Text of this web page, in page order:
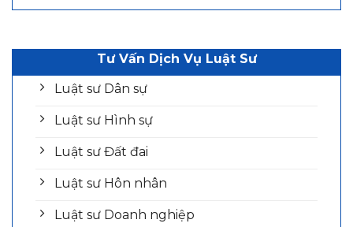
Tư Vấn Dịch Vụ Luật Sư
Luật sư Dân sự
Luật sư Hình sự
Luật sư Đất đai
Luật sư Hôn nhân
Luật sư Doanh nghiệp